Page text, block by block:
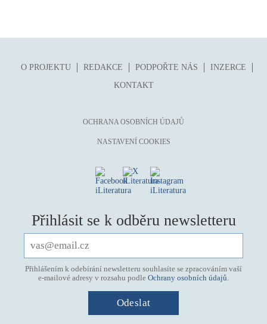
O PROJEKTU REDAKCE PODPOŘTE NÁS
INZERCE
KONTAKT
OCHRANA OSOBNÍCH ÚDAJŮ
NASTAVENÍ COOKIES
Přihlásit se k odběru newsletteru
Přihlášením k odebírání newsletteru souhlasíte se zpracováním vaší
e-mailové adresy v rozsahu podle Ochrany osobních údajů